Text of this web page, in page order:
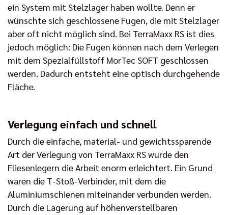
ein System mit Stelzlager haben wollte. Denn er
wünschte sich geschlossene Fugen, die mit Stelzlager
aber oft nicht möglich sind. Bei TerraMaxx RS ist dies
jedoch möglich: Die Fugen können nach dem Verlegen
mit dem Spezialfüllstoff MorTec SOFT geschlossen
werden. Dadurch entsteht eine optisch durchgehende
Fläche.
Verlegung einfach und schnell
Durch die einfache, material- und gewichtssparende
Art der Verlegung von TerraMaxx RS wurde den
Fliesenlegern die Arbeit enorm erleichtert. Ein Grund
waren die T-Stoß-Verbinder, mit dem die
Aluminiumschienen miteinander verbunden werden.
Durch die Lagerung auf höhenverstellbaren